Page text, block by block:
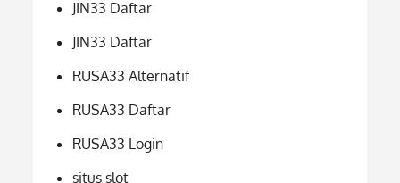
JIN33 Daftar
JIN33 Daftar
RUSA33 Alternatif
RUSA33 Daftar
RUSA33 Login
situs slot